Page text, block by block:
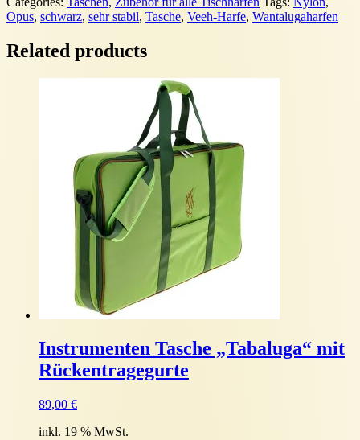
quantity
Opus, schwarz, sehr stabil, Tasche, Veeh-Harfe, Wantalugaharfen
Related products
Instrumenten Tasche „Tabaluga“ mit
Rückentragegurte
89,00 €
inkl. 19 % MwSt.